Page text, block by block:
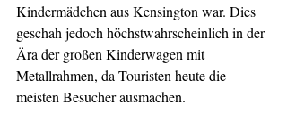
Kindermädchen aus Kensington war. Dies
geschah jedoch höchstwahrscheinlich in der
Ära der großen Kinderwagen mit
Metallrahmen, da Touristen heute die
meisten Besucher ausmachen.